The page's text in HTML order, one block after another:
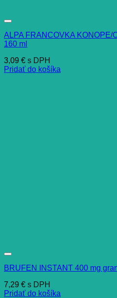
ALPA FRANCOVKA KONOPE/
160 ml
3,09 € s DPH
Pridať do košíka
BRUFEN INSTANT 400 mg
7,29 € s DPH
Pridať do košíka